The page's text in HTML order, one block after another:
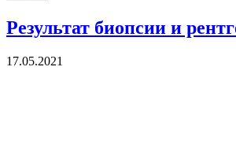
Результат биопсии и
17.05.2021